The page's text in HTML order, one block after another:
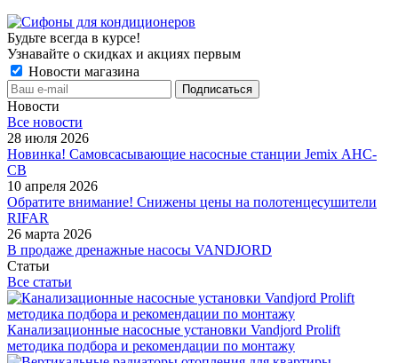
Будьте всегда в курсе!
Узнавайте о скидках и акциях первым
Новости магазина
Новости
Все новости
28 июля 2026
Новинка! Самовсасывающие насосные станции Jemix АНС-
СВ
10 апреля 2026
Обратите внимание! Снижены цены на полотенцесушители
RIFAR
26 марта 2026
В продаже дренажные насосы VANDJORD
Статьи
Все статьи
Канализационные насосные установки Vandjord Prolift
методика подбора и рекомендации по монтажу